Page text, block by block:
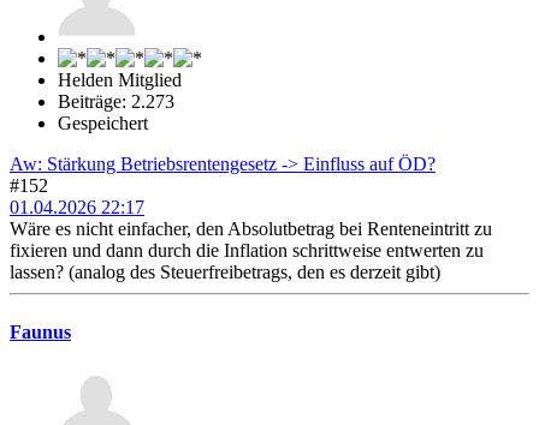
Helden Mitglied
Beiträge: 2.273
Gespeichert
Aw: Stärkung Betriebsrentengesetz -> Einfluss auf ÖD?
#152
01.04.2026 22:17
Wäre es nicht einfacher, den Absolutbetrag bei Renteneintritt zu
fixieren und dann durch die Inflation schrittweise entwerten zu
lassen? (analog des Steuerfreibetrags, den es derzeit gibt)
Faunus